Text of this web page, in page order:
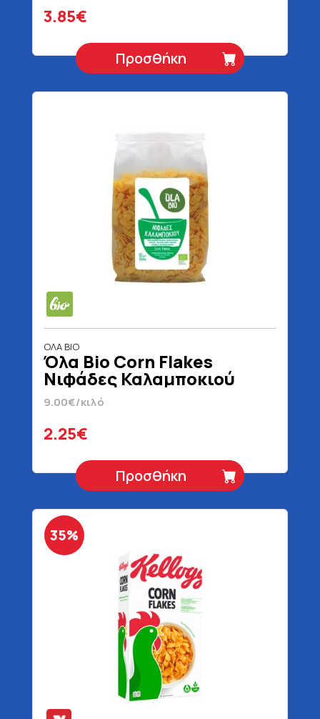
3.85€
Προσθήκη
ΟΛΑ BIO
Όλα Bio Corn Flakes
Νιφάδες Καλαμποκιού
Χωρίς Προσθήκη Ζάχαρης
Βιολογικές 250 gr
9.00€/κιλό
2.25€
Προσθήκη
35%